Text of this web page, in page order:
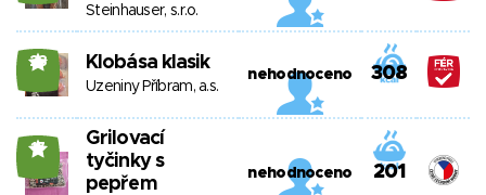
Steinhauser, s.r.o.
23 Klobása klasik
Uzeniny Příbram, a.s.
nehodnoceno 308
17
Grilovací
tyčinky s
pepřem
nehodnoceno 201